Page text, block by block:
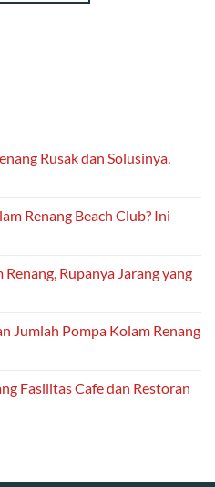
Rusak dan Solusinya,
Renang Beach Club? Ini
Rupanya Jarang yang
Jumlah Pompa Kolam Renang
Fasilitas Cafe dan Restoran